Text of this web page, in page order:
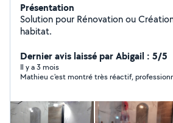
Présentation
Solution pour Rénovation ou
habitat.
Dernier avis laissé par Abigail : 5/5
Il y a 3 mois
Mathieu c'est montré